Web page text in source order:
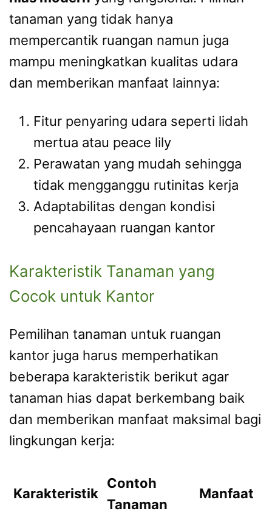
tanaman yang tidak hanya
mempercantik ruangan namun juga
mampu meningkatkan kualitas udara
dan memberikan manfaat lainnya:
Fitur penyaring udara seperti lidah
mertua atau peace lily
Perawatan yang mudah sehingga
tidak mengganggu rutinitas kerja
Adaptabilitas dengan kondisi
pencahayaan ruangan kantor
Karakteristik Tanaman yang
Cocok untuk Kantor
Pemilihan tanaman untuk ruangan
kantor juga harus memperhatikan
beberapa karakteristik berikut agar
tanaman hias dapat berkembang baik
dan memberikan manfaat maksimal bagi
lingkungan kerja:
Karakteristik
Contoh
Tanaman
Manfaat